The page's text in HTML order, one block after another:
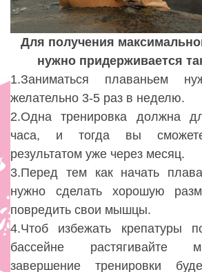
Для получения
нужно придерживается
1.Заниматься плаваньем
желательно 3-5 раз в неделю.
2.Одна тренировка должна
часа, и тогда вы сможете
результатом уже через месяц.
3.Перед тем как начать
нужно сделать хорошую
повредить свои мышцы.
4.Чтоб избежать крепатуры
бассейне растягивайте
завершение тренировки